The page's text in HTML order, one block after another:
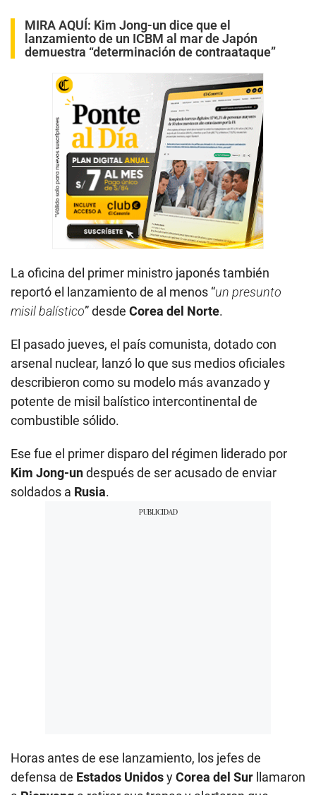
MIRA AQUÍ: Kim Jong-un dice que el
lanzamiento de un ICBM al mar de Japón
demuestra “determinación de contraataque”
La oficina del primer ministro japonés también
reportó el lanzamiento de al menos “un presunto
misil balístico” desde Corea del Norte.
El pasado jueves, el país comunista, dotado con
arsenal nuclear, lanzó lo que sus medios oficiales
describieron como su modelo más avanzado y
potente de misil balístico intercontinental de
combustible sólido.
Ese fue el primer disparo del régimen liderado por
Kim Jong-undespués de ser acusado de enviar
soldados a Rusia.
Horas antes de ese lanzamiento, los jefes de
defensa de Estados UnidosyCorea del Sur llamaron